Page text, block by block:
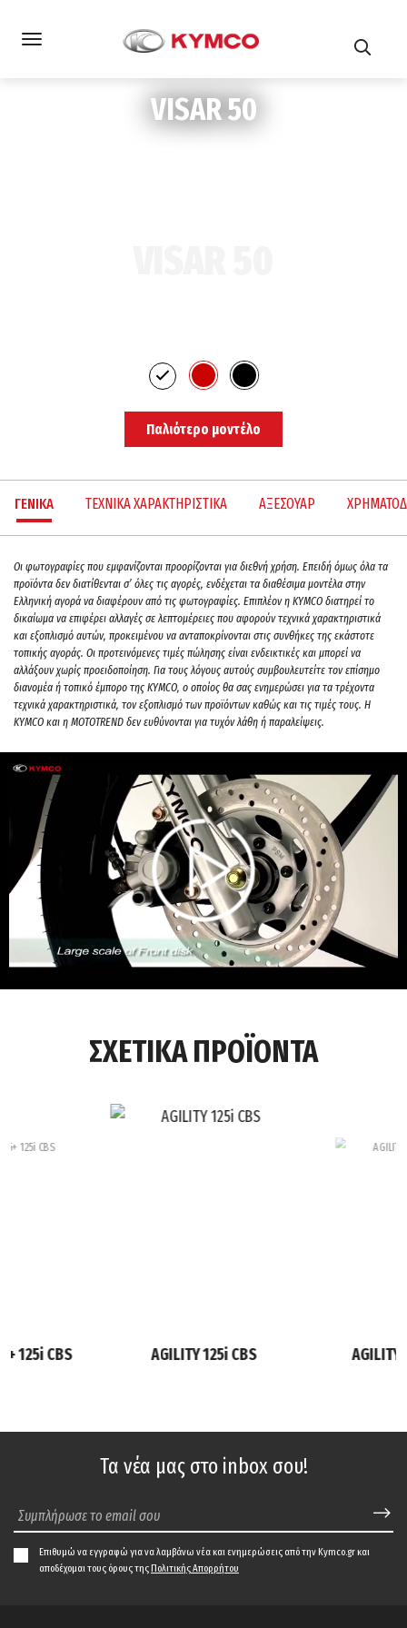
VISAR 50
Παλιότερο μοντέλο
ΓΕΝΙΚΑ ΤΕΧΝΙΚΑ ΧΑΡΑΚΤΗΡΙΣΤΙΚΑ ΑΞΕΣΟΥΑΡ
Oι φωτογραφίες που εμφανίζονται προορίζονται για διεθνή χρήση. Επειδή όμως όλα τα
προϊόντα δεν διατίθενται σ’ όλες τις αγορές, ενδέχεται τα διαθέσιμα μοντέλα στην
Ελληνική αγορά να διαφέρουν από τις φωτογραφίες. Επιπλέον η KYMCO διατηρεί το
δικαίωμα να επιφέρει αλλαγές σε λεπτομέρειες που αφορούν τεχνικά χαρακτηριστικά
και εξοπλισμό αυτών, προκειμένου να ανταποκρίνονται στις συνθήκες της εκάστοτε
τοπικής αγοράς. Οι προτεινόμενες τιμές πώλησης είναι ενδεικτικές και μπορεί να
αλλάξουν χωρίς προειδοποίηση. Για τους λόγους αυτούς συμβουλευτείτε τον επίσημο
διανομέα ή τοπικό έμπορο της ΚΥΜCO, ο οποίος θα σας ενημερώσει για τα τρέχοντα
τεχνικά χαρακτηριστικά, τον εξοπλισμό των προϊόντων καθώς και τις τιμές τους. H
KYMCO και η MOTOTREND δεν ευθύνονται για τυχόν λάθη ή παραλείψεις.
00:00/
ΣΧΕΤΙΚΑ ΠΡΟΪΟΝΤΑ
125i CBS AGILITY 125i CBS AGILITY
Τα νέα μας στο inbox σου!
Επιθυμώ να εγγραφώ για να λαμβάνω νέα και ενημερώσεις από την Kymco.gr και
αποδέχομαι τους όρους τηςΠολιτικής Απορρήτου